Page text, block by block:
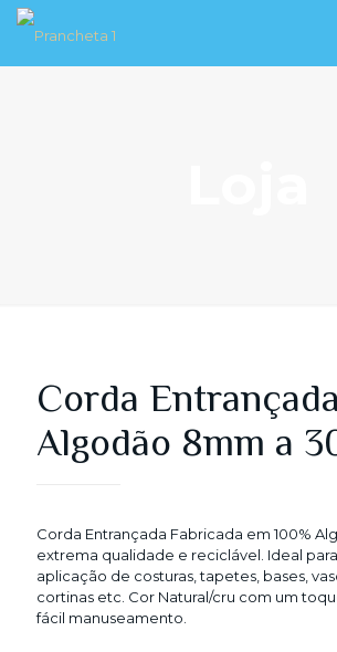
Corda Entrançada
Algodão 8mm a
Corda Entrançada Fabricada em 100%
extrema qualidade e reciclável. Ideal
aplicação de costuras, tapetes, bases,
cortinas etc. Cor Natural/cru com um
fácil manuseamento.